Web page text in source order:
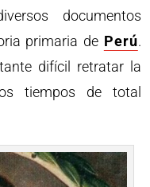
documentos
primaria de Perú.
difícil retratar la
tiempos de total